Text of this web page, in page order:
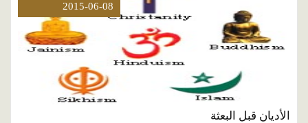
2015-06-08
الأديان قبل البعثة